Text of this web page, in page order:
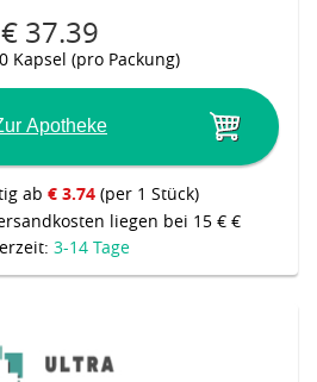
€ 37.39
Kapsel (pro Packung)
Apotheke
ab € 3.74 (per 1 Stück)
liegen bei 15 € €
3-14 Tage